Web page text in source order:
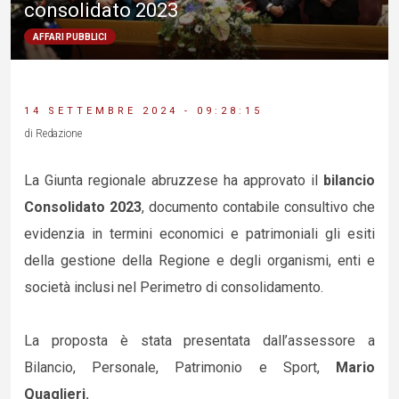
consolidato 2023
AFFARI PUBBLICI
14 SETTEMBRE 2024 - 09:28:15
di Redazione
La Giunta regionale abruzzese ha approvato il bilancio
Consolidato 2023, documento contabile consultivo che
evidenzia in termini economici e patrimoniali gli esiti
della gestione della Regione e degli organismi, enti e
società inclusi nel Perimetro di consolidamento.
La proposta è stata presentata dall’assessore a
Bilancio, Personale, Patrimonio e Sport, Mario
Quaglieri.